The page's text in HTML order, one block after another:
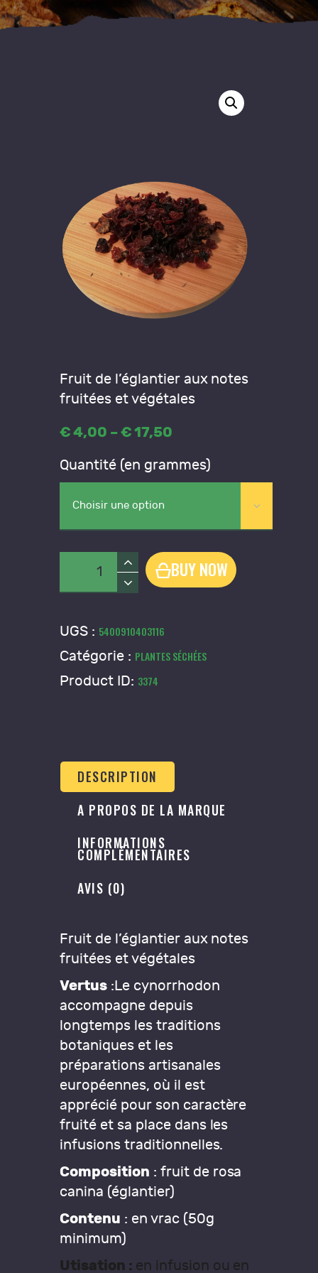
Fruit de l’églantier aux notes
fruitées et végétales
€4,00 –€17,50
€4,
0
5
0
Quantité (en grammes)
Rosa
canina
BUY NOW
UGS : 5400910403116
Catégorie : PLANTES SÉCHÉES
Product ID: 3374
DESCRIPTION
A PROPOS DE LA MARQUE
INFORMATIONS
COMPLÉMENTAIRES
AVIS (0)
Fruit de l’églantier aux notes
fruitées et végétales
Vertus:Le cynorrhodon
accompagne depuis
longtemps les traditions
botaniques et les
préparations artisanales
européennes, où il est
apprécié pour son caractère
fruité et sa place dans les
infusions traditionnelles.
Composition : fruit de rosa
canina (églantier)
Contenu : en vrac (50g
minimum)
Utisation : en infusion ou en